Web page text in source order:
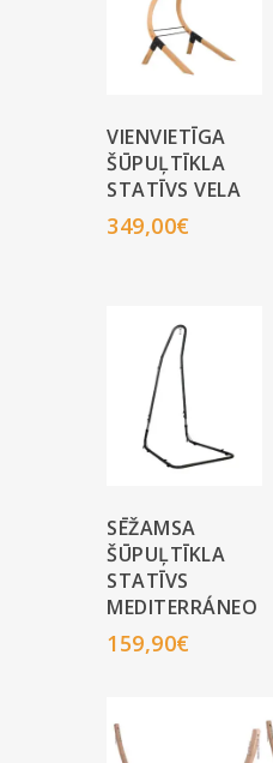
VIENVIETĪGA
ŠŪPUĻTĪKLA
STATĪVS VELA
349,00€
SĒŽAMSA
ŠŪPUĻTĪKLA
STATĪVS
MEDITERRÁNEO
159,90€